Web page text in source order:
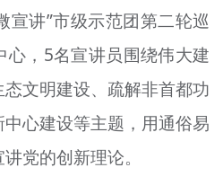
+
宣讲”市级示范团第二轮巡
心，5名宣讲员围绕伟大建
文明建设、疏解非首都功
心建设等主题，用通俗易
党的创新理论。